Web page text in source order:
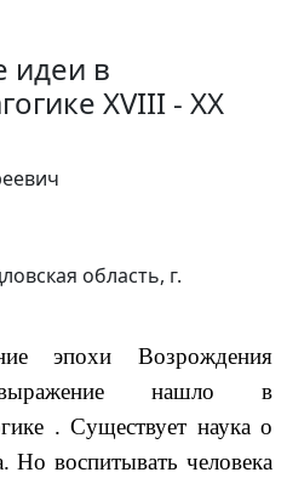
идеи в
XVIII - XX
область, г.
эпохи Возрождения
нашло в
. Существует наука о
Но воспитывать человека